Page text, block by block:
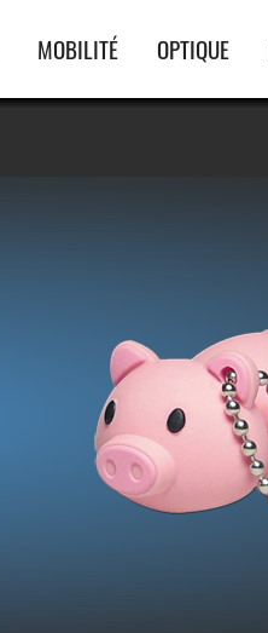
MOBILITÉ OPTIQUE